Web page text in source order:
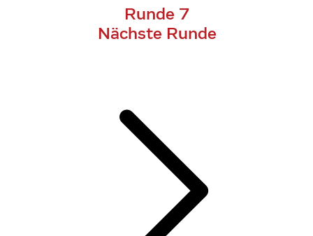
Runde 7
Nächste Runde